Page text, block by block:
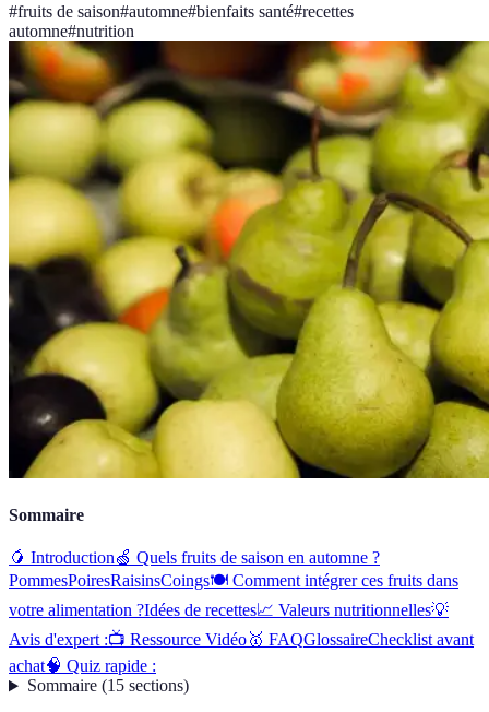
#fruits de saison#automne#bienfaits santé#recettes
automne#nutrition
Sommaire
🥭 Introduction🍏 Quels fruits de saison en automne ?
PommesPoiresRaisinsCoings🍽️ Comment intégrer ces fruits dans
votre alimentation ?Idées de recettes📈 Valeurs nutritionnelles💡
Avis d'expert :📺 Ressource Vidéo🥇 FAQGlossaireChecklist avant
achat🧠 Quiz rapide :
Sommaire(15 sections)